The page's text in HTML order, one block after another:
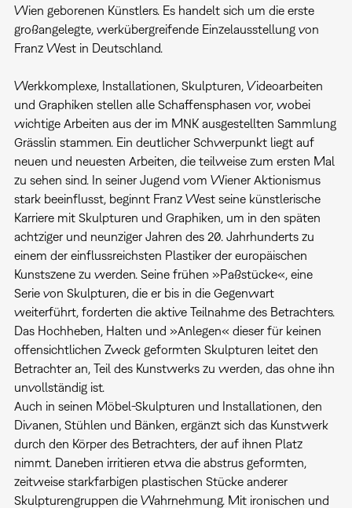
Wien geborenen Künstlers. Es handelt sich um die erste
großangelegte, werkübergreifende Einzelausstellung von
Franz West in Deutschland.
Werkkomplexe, Installationen, Skulpturen, Videoarbeiten
und Graphiken stellen alle Schaffensphasen vor, wobei
wichtige Arbeiten aus der im MNK ausgestellten Sammlung
Grässlin stammen. Ein deutlicher Schwerpunkt liegt auf
neuen und neuesten Arbeiten, die teilweise zum ersten Mal
zu sehen sind. In seiner Jugend vom Wiener Aktionismus
stark beeinflusst, beginnt Franz West seine künstlerische
Karriere mit Skulpturen und Graphiken, um in den späten
achtziger und neunziger Jahren des 20. Jahrhunderts zu
einem der einflussreichsten Plastiker der europäischen
Kunstszene zu werden. Seine frühen »Paßstücke«, eine
Serie von Skulpturen, die er bis in die Gegenwart
weiterführt, forderten die aktive Teilnahme des Betrachters.
Das Hochheben, Halten und »Anlegen« dieser für keinen
offensichtlichen Zweck geformten Skulpturen leitet den
Betrachter an, Teil des Kunstwerks zu werden, das ohne ihn
unvollständig ist.
Auch in seinen Möbel-Skulpturen und Installationen, den
Divanen, Stühlen und Bänken, ergänzt sich das Kunstwerk
durch den Körper des Betrachters, der auf ihnen Platz
nimmt. Daneben irritieren etwa die abstrus geformten,
zeitweise starkfarbigen plastischen Stücke anderer
Skulpturengruppen die Wahrnehmung. Mit ironischen und